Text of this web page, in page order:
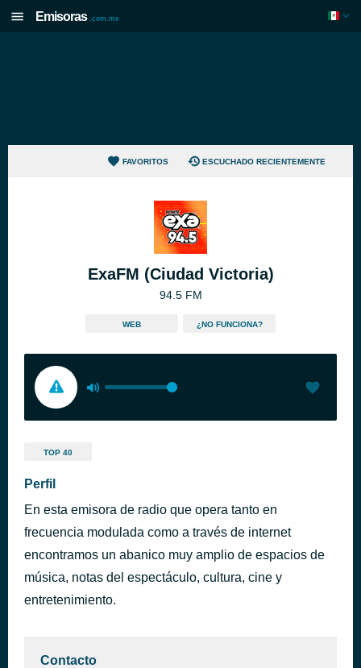
Emisoras .com.mx
FAVORITOS ESCUCHADO RECIENTEMENTE
ExaFM (Ciudad Victoria)
94.5 FM
WEB ¿NO FUNCIONA?
TOP 40
Perfil
En esta emisora de radio que opera tanto en
frecuencia modulada como a través de internet
encontramos un abanico muy amplio de espacios de
música, notas del espectáculo, cultura, cine y
entretenimiento.
Contacto